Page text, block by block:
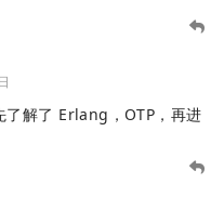
了解了 Erlang，OTP，再进